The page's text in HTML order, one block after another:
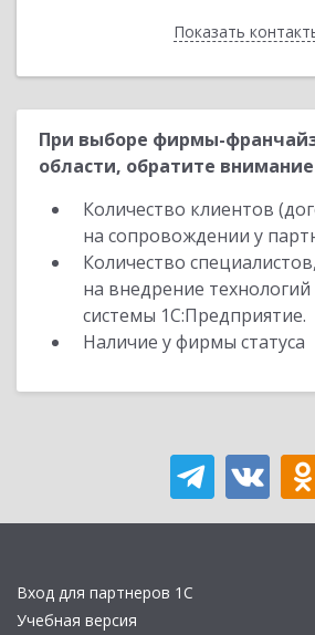
ПоказатьНазад
При выборе фирмы-
области, обратите
Количество клиентов
на сопровождении у
Количество
на внедрение
системы 1С:Предприятие.
Наличие у фирмы статуса
Вход для партнеров 1С
Учебная версия